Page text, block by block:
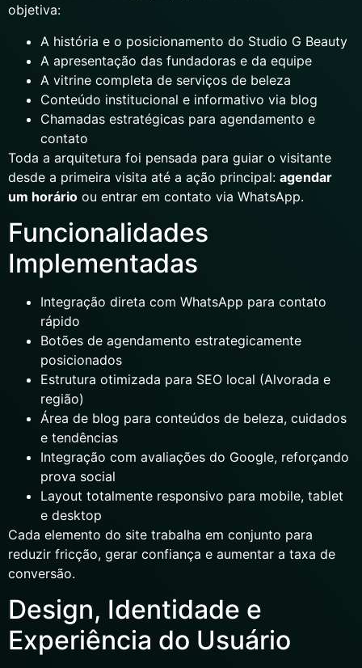
objetiva:
A história e o posicionamento do Studio G Beauty
A apresentação das fundadoras e da equipe
A vitrine completa de serviços de beleza
Conteúdo institucional e informativo via blog
Chamadas estratégicas para agendamento e
contato
Toda a arquitetura foi pensada para guiar o visitante
desde a primeira visita até a ação principal: agendar
um horário ou entrar em contato via WhatsApp.
Funcionalidades
Implementadas
Integração direta com WhatsApp para contato
rápido
Botões de agendamento estrategicamente
posicionados
Estrutura otimizada para SEO local (Alvorada e
região)
Área de blog para conteúdos de beleza, cuidados
e tendências
Integração com avaliações do Google, reforçando
prova social
Layout totalmente responsivo para mobile, tablet
e desktop
Cada elemento do site trabalha em conjunto para
reduzir fricção, gerar confiança e aumentar a taxa de
conversão.
Design, Identidade e
Experiência do Usuário